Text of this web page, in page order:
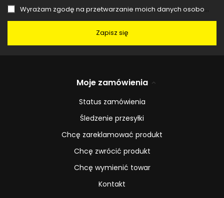
Wyrażam zgodę na przetwarzanie moich danych osobowych (adres e-mail) na potrzeby wysyłki newslettera z informacją handlową (marketing). Więcej w
Zapisz się
Moje zamówienia
Status zamówienia
Śledzenie przesyłki
Chcę zareklamować produkt
Chcę zwrócić produkt
Chcę wymienić towar
Kontakt